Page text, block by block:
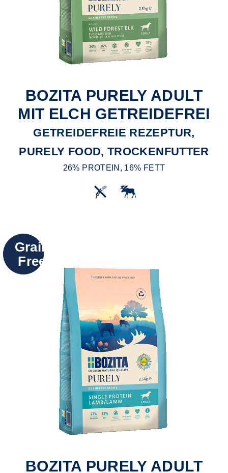
BOZITA PURELY ADULT
MIT ELCH GETREIDEFREI
GETREIDEFREIE REZEPTUR,
PURELY FOOD, TROCKENFUTTER
26% PROTEIN, 16% FETT
Grain
Free
BOZITA PURELY ADULT